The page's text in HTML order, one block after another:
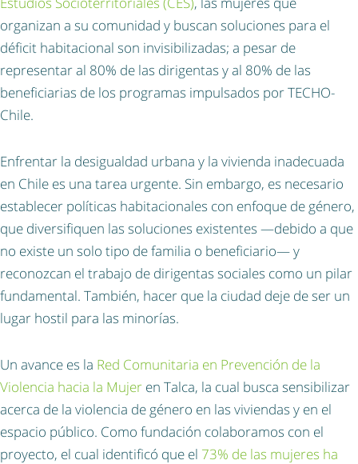
organizan a su comunidad y buscan soluciones para el
déficit habitacional son invisibilizadas; a pesar de
representar al 80% de las dirigentas y al 80% de las
beneficiarias de los programas impulsados por TECHO-
Chile.
Enfrentar la desigualdad urbana y la vivienda inadecuada
en Chile es una tarea urgente. Sin embargo, es necesario
establecer políticas habitacionales con enfoque de género,
que diversifiquen las soluciones existentes —debido a que
no existe un solo tipo de familia o beneficiario— y
reconozcan el trabajo de dirigentas sociales como un pilar
fundamental. También, hacer que la ciudad deje de ser un
lugar hostil para las minorías.
Un avance es la Red Comunitaria en Prevención de la
Violencia hacia la Mujer en Talca, la cual busca sensibilizar
acerca de la violencia de género en las viviendas y en el
espacio público. Como fundación colaboramos con el
proyecto, el cual identificó que el 73% de las mujeres ha